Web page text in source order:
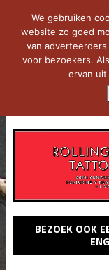
BEZOEK OOK
We gebruiken
website zo goed
van
voor bezoekers.
ervan uit